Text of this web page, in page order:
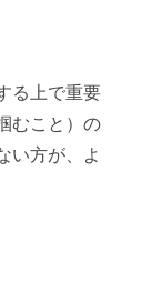
る上で重要
むこと）の
い方が、よ